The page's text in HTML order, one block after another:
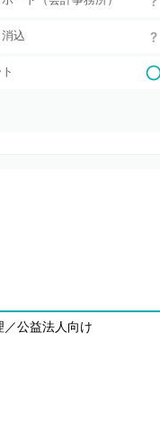
込
公益法人向け